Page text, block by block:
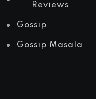
Reviews
Gossip
Gossip Masala